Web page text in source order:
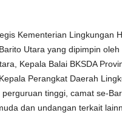
Kementerian Lingkungan
Utara yang dipimpin oleh
Kepala Balai BKSDA
Perangkat Daerah
tinggi, camat se-
dan undangan terkait